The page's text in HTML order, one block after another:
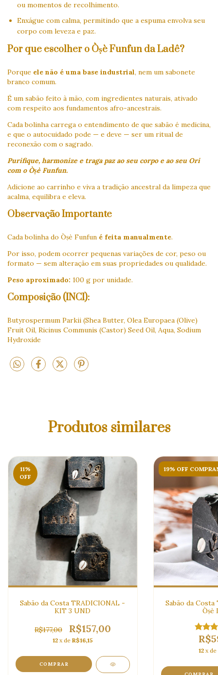
ou momentos de recolhimento.
Enxágue com calma, permitindo que a espuma envolva seu
corpo com leveza e paz.
Por que escolher o Òṣè Funfun da Ladê?
Porque ele não é uma base industrial, nem um sabonete
branco comum.
É um sabão feito à mão, com ingredientes naturais, ativado
com respeito aos fundamentos afro-ancestrais.
Cada bolinha carrega o entendimento de que sabão é medicina,
e que o autocuidado pode — e deve — ser um ritual de
reconexão com o sagrado.
Purifique, harmonize e traga paz ao seu corpo e ao seu Ori
com o Òṣè Funfun.
Adicione ao carrinho e viva a tradição ancestral da limpeza que
acalma, equilibra e eleva.
Observação Importante
Cada bolinha do Òṣè Funfun é feita manualmente.
Por isso, podem ocorrer pequenas variações de cor, peso ou
formato — sem alteração em suas propriedades ou qualidade.
Peso aproximado: 100 g por unidade.
Composição (INCI):
Butyrospermum Parkii (Shea Butter, Olea Europaea (Olive)
Fruit Oil, Ricinus Communis (Castor) Seed Oil, Aqua, Sodium
Hydroxide
Produtos similares
11%
OFF
Sabão da Costa TRADICIONAL -
KIT 3 UND
R$177,00 R$157,00
12 x de R$16,15
COMPRAR
19% OFF
Sabão da
Òṣè
12 x de